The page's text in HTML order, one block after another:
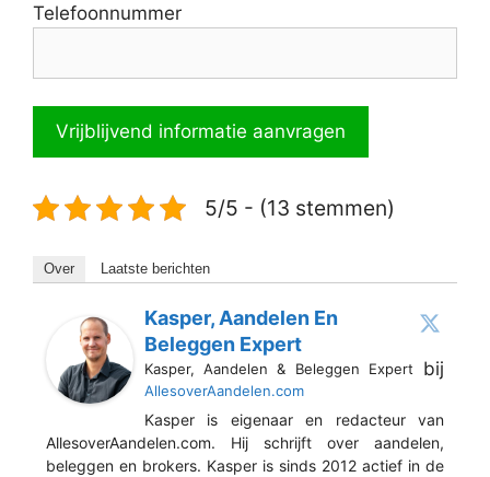
Telefoonnummer
5/5 - (13 stemmen)
Over Laatste berichten
Kasper, Aandelen En
Beleggen Expert
Kasper, Aandelen & Beleggen Expert bij
AllesoverAandelen.com
Kasper is eigenaar en redacteur van
AllesoverAandelen.com. Hij schrijft over aandelen,
beleggen en brokers. Kasper is sinds 2012 actief in de